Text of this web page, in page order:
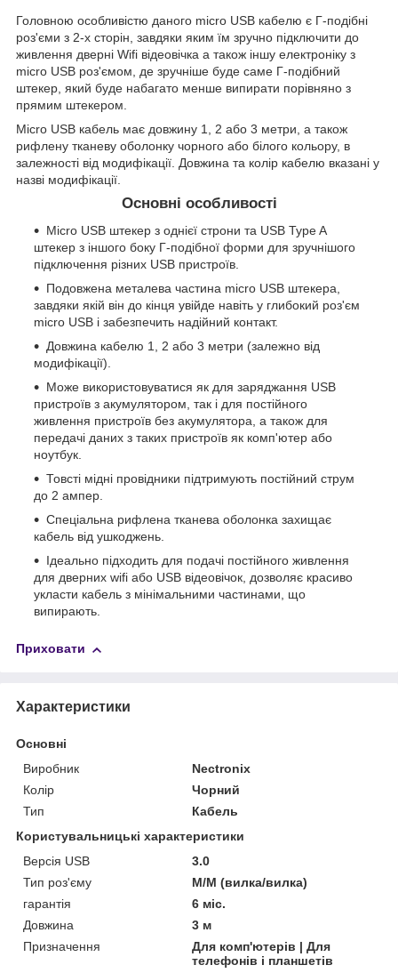
Головною особливістю даного micro USB кабелю є Г-подібні
роз'єми з 2-х сторін, завдяки яким їм зручно підключити до
живлення дверні Wifi відеовічка а також іншу електроніку з
micro USB роз'ємом, де зручніше буде саме Г-подібний
штекер, який буде набагато менше випирати порівняно з
прямим штекером.
Micro USB кабель має довжину 1, 2 або 3 метри, а також
рифлену тканеву оболонку чорного або білого кольору, в
залежності від модифікації. Довжина та колір кабелю вказані у
назві модифікації.
Основні особливості
Micro USB штекер з однієї строни та USB Type A
штекер з іншого боку Г-подібної форми для зручнішого
підключення різних USB пристроїв.
Подовжена металева частина micro USB штекера,
завдяки якій він до кінця увійде навіть у глибокий роз'єм
micro USB і забезпечить надійний контакт.
Довжина кабелю 1, 2 або 3 метри (залежно від
модифікації).
Може використовуватися як для заряджання USB
пристроїв з акумулятором, так і для постійного
живлення пристроїв без акумулятора, а також для
передачі даних з таких пристроїв як комп'ютер або
ноутбук.
Товсті мідні провідники підтримують постійний струм
до 2 ампер.
Спеціальна рифлена тканева оболонка захищає
кабель від ушкоджень.
Ідеально підходить для подачі постійного живлення
для дверних wifi або USB відеовічок, дозволяє красиво
укласти кабель з мінімальними частинами, що
випирають.
Приховати
Характеристики
Основні
Виробник
Nectronix
Колір
Чорний
Тип
Кабель
Користувальницькі характеристики
Версія USB
3.0
Тип роз'єму
M/M (вилка/вилка)
гарантія
6 міс.
Довжина
3 м
Призначення
Для комп'ютерів | Для
телефонів і планшетів